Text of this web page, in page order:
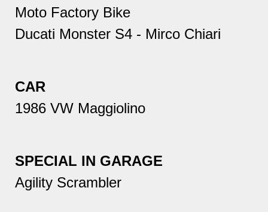
Moto Factory Bike
Ducati Monster S4 - Mirco Chiari
CAR
1986 VW Maggiolino
SPECIAL IN GARAGE
Agility Scrambler